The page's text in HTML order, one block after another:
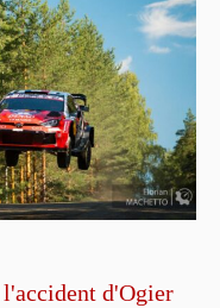
l'accident d'Ogier